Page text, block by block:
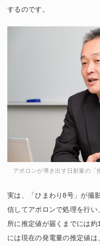
するのです。
アポロンが導き出す日射量の「
実は、「ひまわり8号」が撮
信してアポロンで処理を行
所に推定値が届くまでには
には現在の発電量の推定値